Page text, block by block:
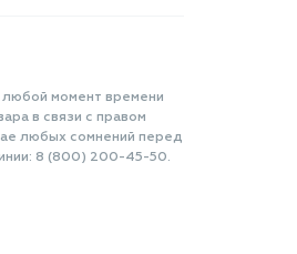
любой момент времени
в связи с правом
любых сомнений перед
8 (800) 200-45-50.